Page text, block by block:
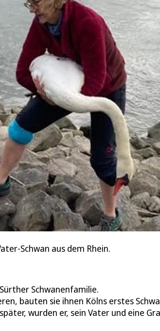
Schwan aus dem Rhein.
Schwanenfamilie.
bauten sie ihnen Kölns erstes
wurden er, sein Vater und eine